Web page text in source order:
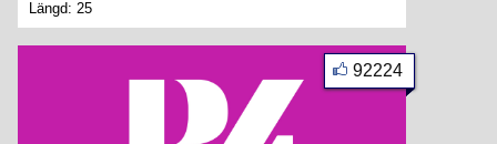
Längd: 25
92224